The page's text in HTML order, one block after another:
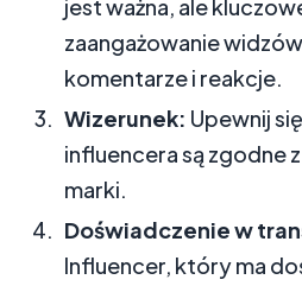
jest ważna, ale
zaangażowanie
komentarze i reakcje.
Wizerunek: Upewnij
influencera są zgodne
marki.
Doświadczenie w
Influencer, który ma